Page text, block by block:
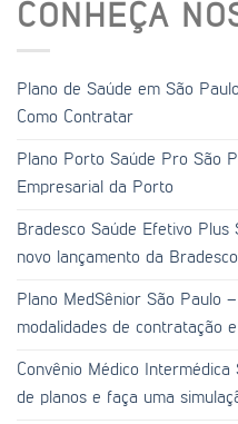
CONHEÇA
Plano de Saúde em São
Como Contratar
Plano Porto Saúde Pro São
Empresarial da Porto
Bradesco Saúde Efetivo Plus
novo lançamento da
Plano MedSênior São Paulo
modalidades de contratação
Convênio Médico
de planos e faça uma